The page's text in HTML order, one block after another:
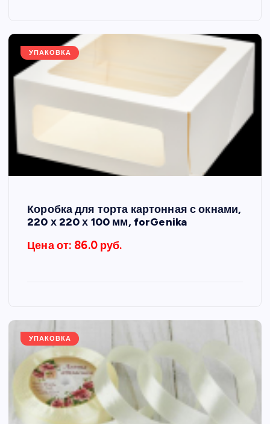
УПАКОВКА
Коробка для торта картонная с окнами,
220 х 220 х 100 мм, forGenika
Цена от: 86.0 руб.
УПАКОВКА